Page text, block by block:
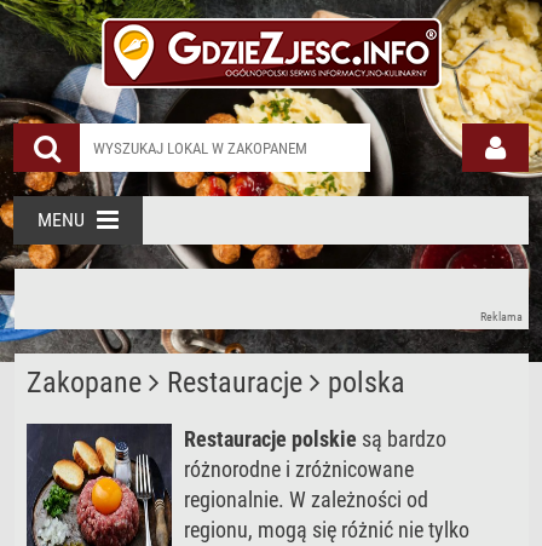
Restauracja Polska
MENU
Reklama
Zakopane Restauracje polska
Restauracje polskie są bardzo
różnorodne i zróżnicowane
regionalnie. W zależności od
regionu, mogą się różnić nie tylko